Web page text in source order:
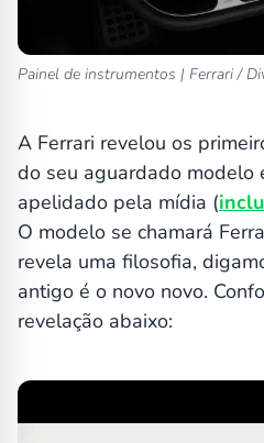
Painel de instrumentos | Ferrari /
A Ferrari revelou os
do seu aguardado modelo
apelidado pela mídia (
O modelo se chamará
revela uma filosofia,
antigo é o novo novo.
revelação abaixo: